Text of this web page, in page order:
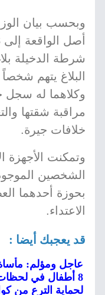
وبحسب بيان
شرطة الدخيلة
البلاغ يتهم
وكلاهما له سجل
مراقبة شقتها
خلافات جيرة.
وتمكنت الأجهزة
الشخصين
بحوزة أحدهما
الاعتداء.
قد يعجبك أيضا :
عاجل ومؤلم:
8 أطفال في
لحماية الترع من